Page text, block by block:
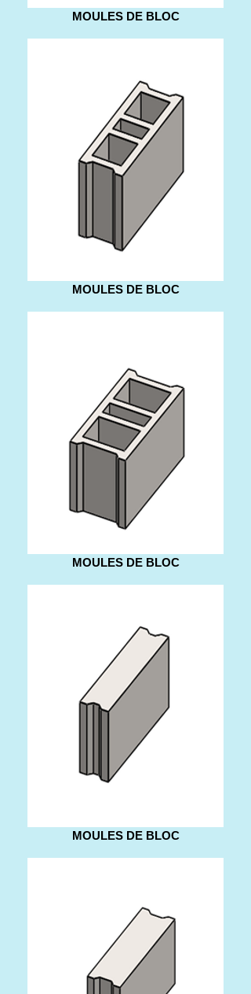
MOULES DE BLOC
MOULES DE BLOC
MOULES DE BLOC
MOULES DE BLOC